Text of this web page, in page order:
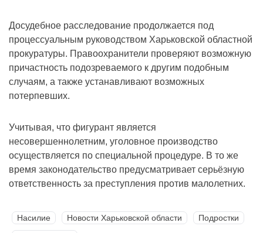
Досудебное расследование продолжается под
процессуальным руководством Харьковской областной
прокуратуры. Правоохранители проверяют возможную
причастность подозреваемого к другим подобным
случаям, а также устанавливают возможных
потерпевших.
Учитывая, что фигурант является
несовершеннолетним, уголовное производство
осуществляется по специальной процедуре. В то же
время законодательство предусматривает серьёзную
ответственность за преступления против малолетних.
Насилие Новости Харьковской области
Подростки